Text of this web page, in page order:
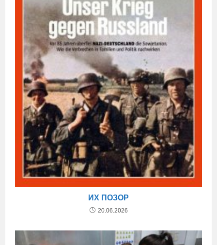
ИХ ПОЗОР
20.06.2026